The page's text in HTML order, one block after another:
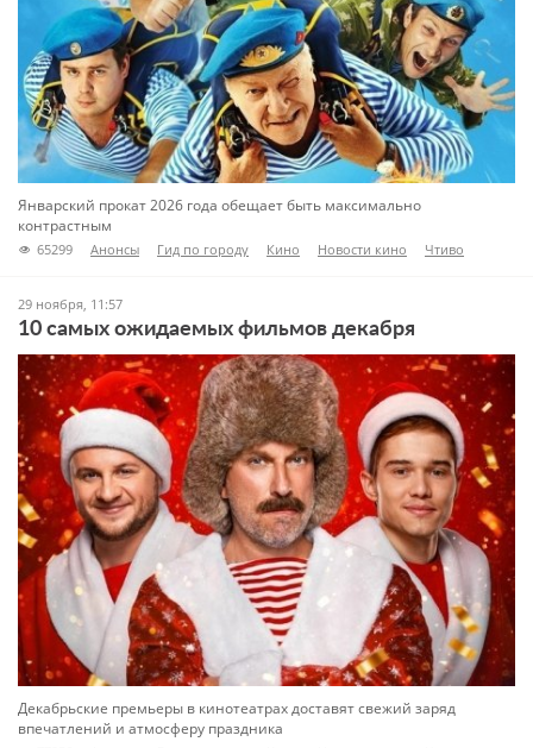
Январский прокат 2026 года обещает быть максимально
контрастным
65299 Анонсы Гид по городу Кино Новости кино Чтиво
29 ноября, 11:57
10 самых ожидаемых фильмов декабря
Декабрьские премьеры в кинотеатрах доставят свежий заряд
впечатлений и атмосферу праздника